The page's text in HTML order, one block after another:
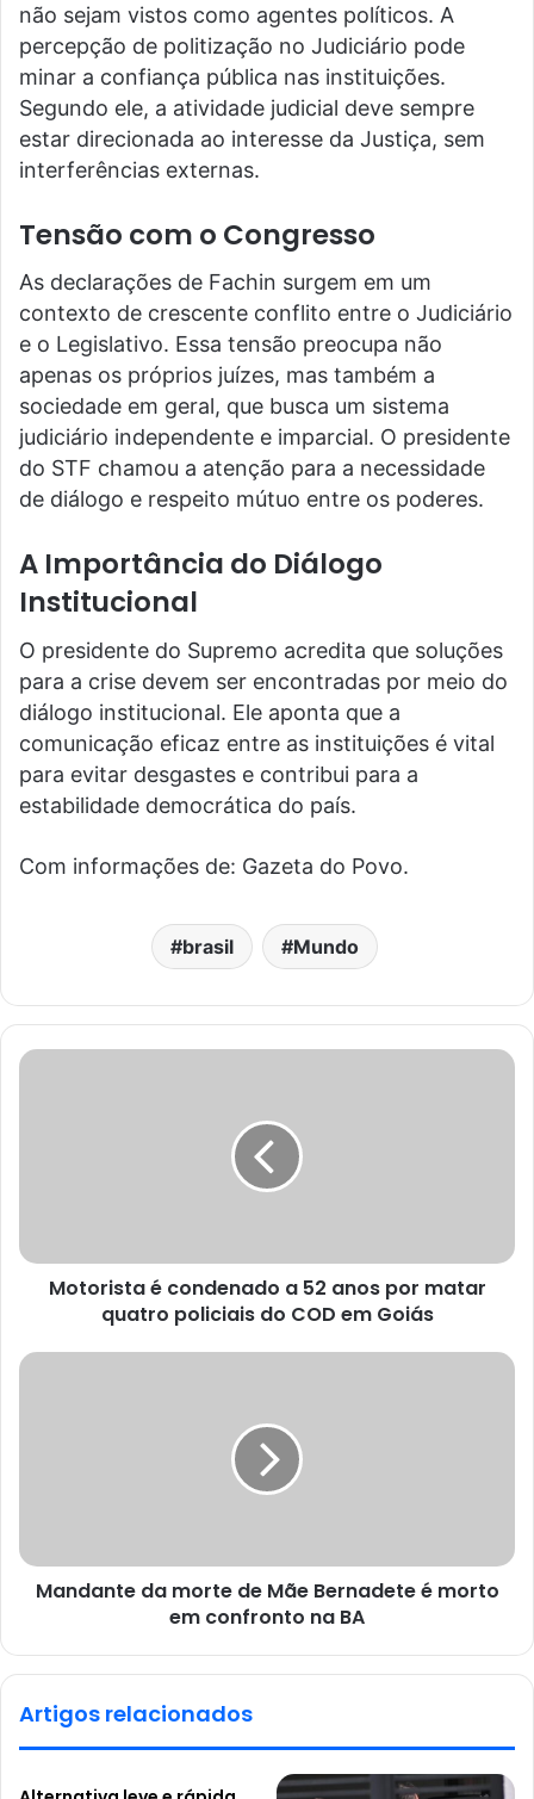
não sejam vistos como agentes políticos. A
percepção de politização no Judiciário pode
minar a confiança pública nas instituições.
Segundo ele, a atividade judicial deve sempre
estar direcionada ao interesse da Justiça, sem
interferências externas.
Tensão com o Congresso
As declarações de Fachin surgem em um
contexto de crescente conflito entre o Judiciário
e o Legislativo. Essa tensão preocupa não
apenas os próprios juízes, mas também a
sociedade em geral, que busca um sistema
judiciário independente e imparcial. O presidente
do STF chamou a atenção para a necessidade
de diálogo e respeito mútuo entre os poderes.
A Importância do Diálogo
Institucional
O presidente do Supremo acredita que soluções
para a crise devem ser encontradas por meio do
diálogo institucional. Ele aponta que a
comunicação eficaz entre as instituições é vital
para evitar desgastes e contribui para a
estabilidade democrática do país.
Com informações de: Gazeta do Povo.
brasil Mundo
Motorista é condenado a 52 anos por matar
quatro policiais do COD em Goiás
Mandante da morte de Mãe Bernadete é morto
em confronto na BA
Artigos relacionados